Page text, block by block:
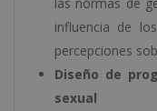
las normas de
influencia de
percepciones
Diseño de
sexual